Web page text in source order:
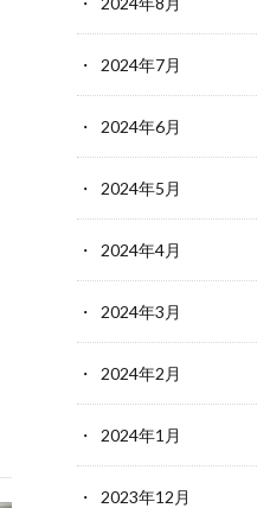
2024年7月
2024年6月
2024年5月
2024年4月
2024年3月
2024年2月
2024年1月
2023年12月